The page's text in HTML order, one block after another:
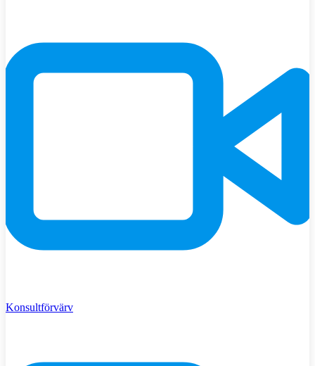
Konsultförvärv